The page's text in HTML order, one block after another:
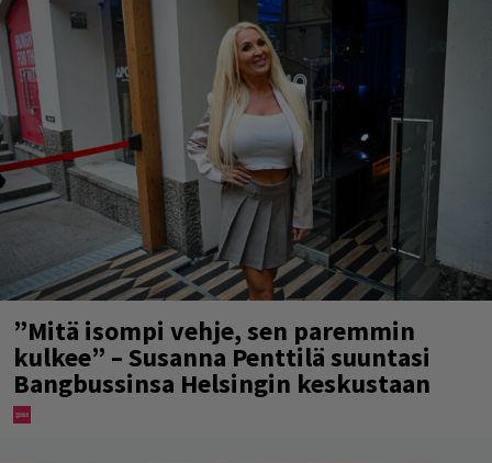
”Mitä isompi vehje, sen paremmin
kulkee” – Susanna Penttilä suuntasi
Bangbussinsa Helsingin keskustaan